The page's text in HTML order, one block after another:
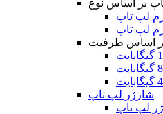
بر اساس نوع
اساس ظرفیت
شارژر لپ تاپ